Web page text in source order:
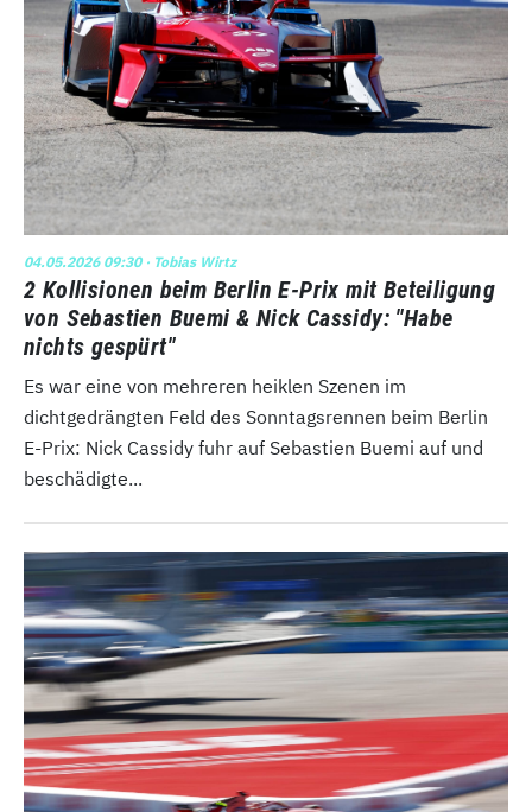
04.05.2026 09:30· Tobias Wirtz
2 Kollisionen beim Berlin E-Prix mit Beteiligung
von Sebastien Buemi & Nick Cassidy: "Habe
nichts gespürt"
Es war eine von mehreren heiklen Szenen im
dichtgedrängten Feld des Sonntagsrennen beim Berlin
E-Prix: Nick Cassidy fuhr auf Sebastien Buemi auf und
beschädigte...